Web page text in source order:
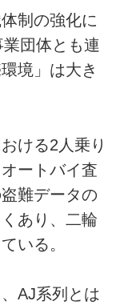
制の強化に
団体とも連
境」は大き
ける2人乗り
ートバイ査
難データの
あり、二輪
いる。
AJ系列とは